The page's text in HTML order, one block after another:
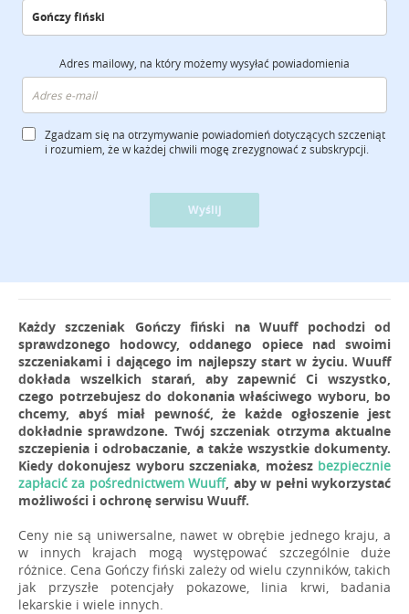
Adres mailowy, na który możemy wysyłać powiadomienia
Zgadzam się na otrzymywanie powiadomień dotyczących szczeniąt
i rozumiem, że w każdej chwili mogę zrezygnować z subskrypcji.
Wyślij
Każdy szczeniak Gończy fiński na Wuuff pochodzi od
sprawdzonego hodowcy, oddanego opiece nad swoimi
szczeniakami i dającego im najlepszy start w życiu. Wuuff
dokłada wszelkich starań, aby zapewnić Ci wszystko,
czego potrzebujesz do dokonania właściwego wyboru, bo
chcemy, abyś miał pewność, że każde ogłoszenie jest
dokładnie sprawdzone. Twój szczeniak otrzyma aktualne
szczepienia i odrobaczanie, a także wszystkie dokumenty.
Kiedy dokonujesz wyboru szczeniaka, możesz bezpiecznie
zapłacić za pośrednictwem Wuuff, aby w pełni wykorzystać
możliwości i ochronę serwisu Wuuff.
Ceny nie są uniwersalne, nawet w obrębie jednego kraju, a
w innych krajach mogą występować szczególnie duże
różnice. Cena Gończy fiński zależy od wielu czynników, takich
jak przyszłe potencjały pokazowe, linia krwi, badania
lekarskie i wiele innych.